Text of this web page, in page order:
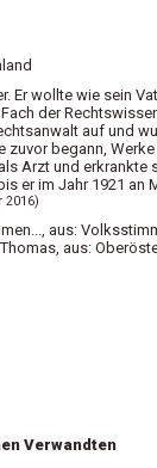
Er wollte wie sein
der
auf und
begann,
Arzt und
er im Jahr 1921 an
2016)
aus:
aus:
Verwandten